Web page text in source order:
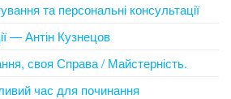
та персональні консультації
— Антін Кузнецов
своя Справа / Майстерність.
час для починання